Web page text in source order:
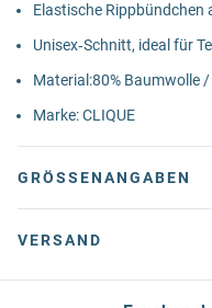
Elastische Rippbündchen
Unisex‑Schnitt, ideal für
Material:80% Baumwolle
Marke: CLIQUE
GRÖSSENANGABEN
VERSAND